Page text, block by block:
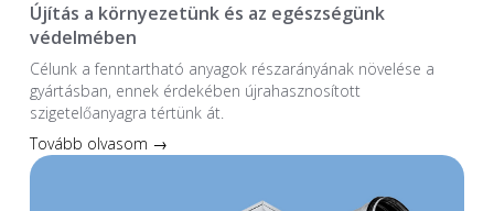
Újítás a környezetünk és az egészségünk
védelmében
Célunk a fenntartható anyagok részarányának növelése a
gyártásban, ennek érdekében újrahasznosított
szigetelőanyagra tértünk át.
Tovább olvasom →